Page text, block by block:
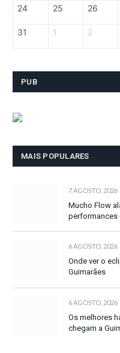
24 25 26
31 1 2
PUB
MAIS POPULARES
7 AGOSTO, 2026
Mucho Flow
performances
6 AGOSTO, 2026
Onde ver o
Guimarães
6 AGOSTO, 2026
Os melhores
chegam a